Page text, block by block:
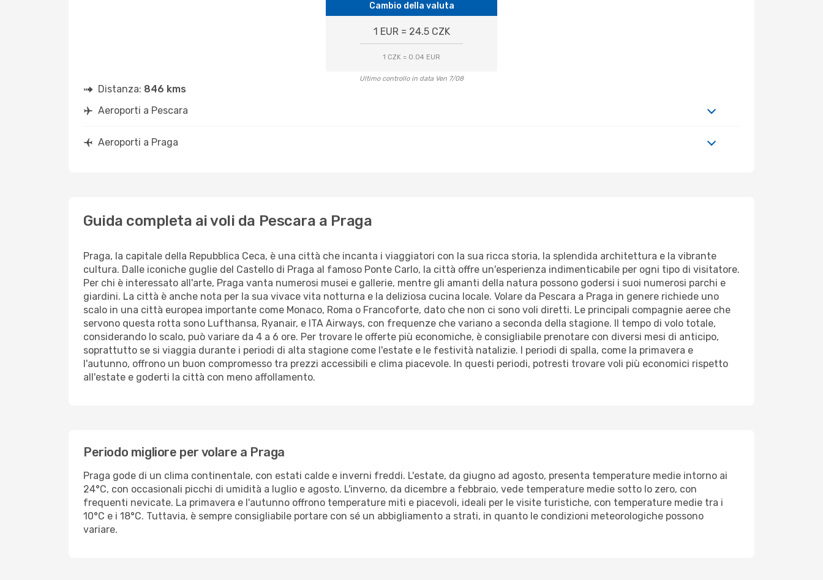
Cambio della valuta
1 EUR = 24.5 CZK
1 CZK = 0.04 EUR
Ultimo controllo in data Ven 7/08
Distanza: 846 kms
Aeroporti a Pescara
Aeroporti a Praga
Guida completa ai voli da Pescara a Praga
Praga, la capitale della Repubblica Ceca, è una città che incanta i viaggiatori con la sua ricca storia, la splendida architettura e la vibrante
cultura. Dalle iconiche guglie del Castello di Praga al famoso Ponte Carlo, la città offre un'esperienza indimenticabile per ogni tipo di visitatore.
Per chi è interessato all'arte, Praga vanta numerosi musei e gallerie, mentre gli amanti della natura possono godersi i suoi numerosi parchi e
giardini. La città è anche nota per la sua vivace vita notturna e la deliziosa cucina locale. Volare da Pescara a Praga in genere richiede uno
scalo in una città europea importante come Monaco, Roma o Francoforte, dato che non ci sono voli diretti. Le principali compagnie aeree che
servono questa rotta sono Lufthansa, Ryanair, e ITA Airways, con frequenze che variano a seconda della stagione. Il tempo di volo totale,
considerando lo scalo, può variare da 4 a 6 ore. Per trovare le offerte più economiche, è consigliabile prenotare con diversi mesi di anticipo,
soprattutto se si viaggia durante i periodi di alta stagione come l'estate e le festività natalizie. I periodi di spalla, come la primavera e
l'autunno, offrono un buon compromesso tra prezzi accessibili e clima piacevole. In questi periodi, potresti trovare voli più economici rispetto
all'estate e goderti la città con meno affollamento.
Periodo migliore per volare a Praga
Praga gode di un clima continentale, con estati calde e inverni freddi. L'estate, da giugno ad agosto, presenta temperature medie intorno ai
24°C, con occasionali picchi di umidità a luglio e agosto. L'inverno, da dicembre a febbraio, vede temperature medie sotto lo zero, con
frequenti nevicate. La primavera e l'autunno offrono temperature miti e piacevoli, ideali per le visite turistiche, con temperature medie tra i
10°C e i 18°C. Tuttavia, è sempre consigliabile portare con sé un abbigliamento a strati, in quanto le condizioni meteorologiche possono
variare.